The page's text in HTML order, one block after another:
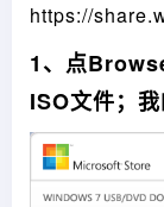
https://
1、点
ISO文件；